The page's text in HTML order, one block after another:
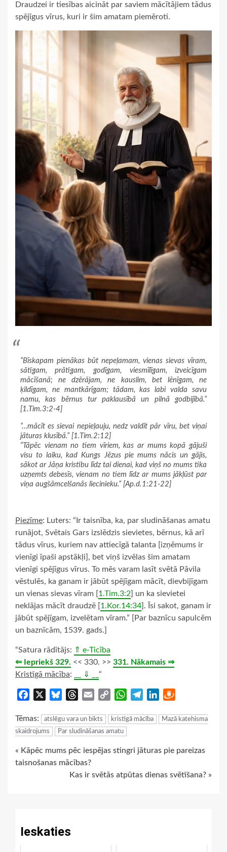
Draudzei ir tiesības aicināt par saviem mācītājiem tādus
spējīgus vīrus, kuri ir šim amatam piemēroti.
“Bīskapam pienākas būt nepeļamam, vienas sievas vīram,
sātīgam, prātīgam, godīgam, viesmīlīgam, izveicīgam
mācīšanā; ne dzērājam, ne kauslim, bet lēnīgam, ne
ķildīgam, ne mantkārīgam; tādam, kas labi valda savu
namu, kas bērnus tur paklausībā un pilnā godbijībā.”
[1.Tim.3:2-4]
“…mācīt es sievai nepieļauju, nedz valdīt pār vīru, bet viņai
jāturas klusībā.” [1.Tim.2:12]
“Tāpēc vienam no tiem vīriem, kas ar mums kopā gājuši
visu to laiku, kad Kungs Jēzus pie mums nācis un gājis,
sākot ar Jāņa kristību līdz tai dienai, kad viņš no mums tika
uzņemts debesīs, vienam no tiem līdz ar mums jākļūst par
viņa augšāmcelšanās liecinieku.” [Ap.d.1:21-22]
Piezīme: Luters: “Ir taisnība, ka, par sludināšanas amatu
runājot, Svētais Gars izslēdzis sievietes, bērnus, kā arī
tādus vīrus, kuriem nav attiecīgā talanta [izņēmums ir
vienīgi īpaši apstākļi], bet viņš izvēlas šim amatam
vienīgi spējīgus vīrus. To mēs varam lasīt svētā Pāvila
vēstulēs, ka ganam ir jābūt spējīgam mācīt, dievbijīgam
un vienas sievas vīram [1.Tim.3:2] un ka sievietei
neklājas mācīt draudzē [1.Kor.14:34]. Īsi sakot, ganam ir
jābūt spējīgam, izvelētam vīram.” [Par baznīcu sapulcēm
un baznīcām, 1539. gads.]
“Satura rādītājs: ⇑ e-Ticība
⇐ Iepriekš 329. << 330. >> 331. Nākamais ⇒
Kristīgā mācība: __ ⇓ __ “
Facebook BlueskyThreads
Email
Copy
WhatsApp
TelegramLinkedIn
Tēmas: atslēgu vara un bikts kristīgā mācība
Mazā katehisma
skaidrojums
Par sludināšanas amatu
Continue
Reading
« Kāpēc mums pēc iespējas stingri jāturas pie pareizas
taisnošanas mācības?
Kas ir svētās atpūtas dienas svētīšana? »
Ieskaties